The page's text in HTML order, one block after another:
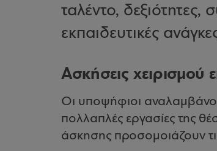
ταλέντο,
εκπαιδευτικές
Ασκήσεις
Οι υποψήφιοι
πολλαπλές εργασίες της
άσκησης προσομοιάζουν